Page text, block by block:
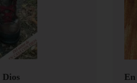
En